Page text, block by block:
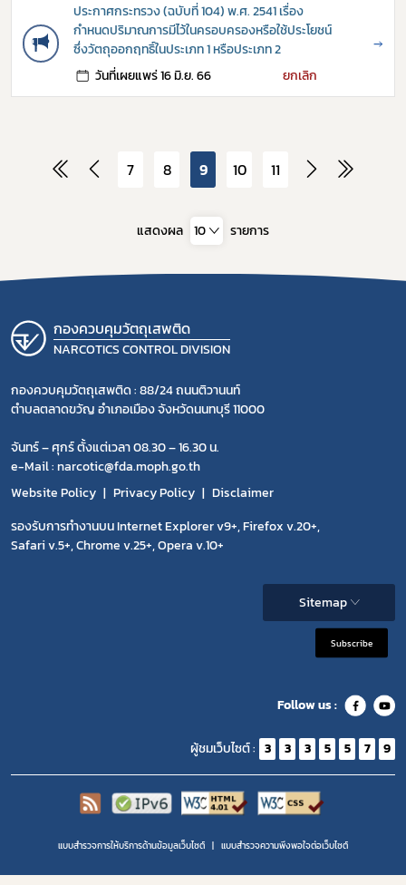
ประกาศกระทรวง (ฉบับที่ 104) พ.ศ. 2541 เรื่อง
กำหนดปริมาณการมีไว้ในครอบครองหรือใช้ประโยชน์
ซึ่งวัตถุออกฤทธิ์ในประเภท 1 หรือประเภท 2
วันที่เผยแพร่ 16 มิ.ย. 66
ยกเลิก
→
7 8 9 10 11
แสดงผล 10 รายการ
กองควบคุมวัตถุเสพติด
NARCOTICS CONTROL DIVISION
กองควบคุมวัตถุเสพติด : 88/24 ถนนติวานนท์
ตำบลตลาดขวัญ อำเภอเมือง จังหวัดนนทบุรี 11000
จันทร์ – ศุกร์ ตั้งแต่เวลา 08.30 – 16.30 น.
e-Mail : narcotic@fda.moph.go.th
Website Policy
Privacy Policy
Disclaimer
รองรับการทำงานบน Internet Explorer v9+, Firefox v.20+,
Safari v.5+, Chrome v.25+, Opera v.10+
Sitemap
Subscribe
Follow us :
ผู้ชมเว็บไซต์ : 3 3 3 5 5 7 9
แบบสำรวจการให้บริการด้านข้อมูลเว็บไซต์ แบบสำรวจความพีงพอใจต่อเว็บไซต์